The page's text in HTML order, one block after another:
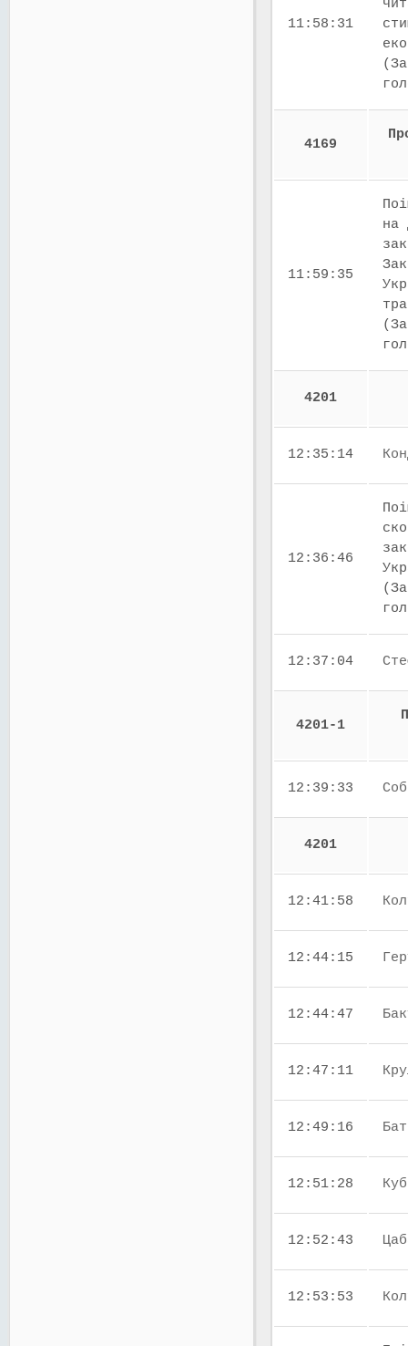
11:58:31
4169
11:59:35
на
4201
12:35:14
12:36:46
12:37:04
4201-1
12:39:33
4201
12:41:58
12:44:15
12:44:47
12:47:11
12:49:16
12:51:28
12:52:43
12:53:53